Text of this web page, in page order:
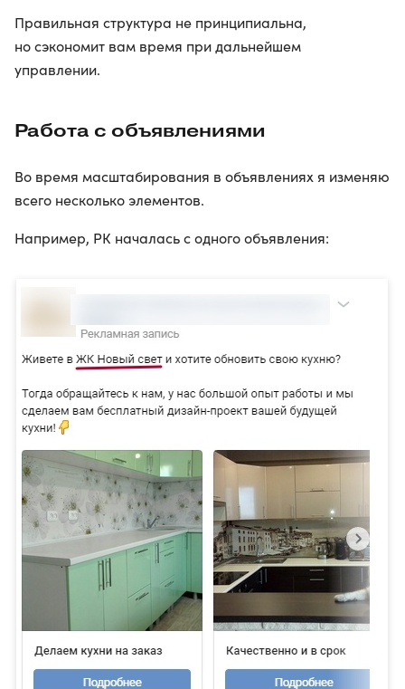
Правильная структура не принципиальна,
но сэкономит вам время при дальнейшем
управлении.
Работа с объявлениями
Во время масштабирования в объявлениях я изменяю
всего несколько элементов.
Например, РК началась с одного объявления: